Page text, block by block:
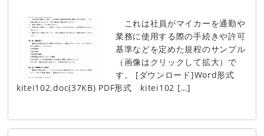
これは社員がマイカーを通勤や
業務に使用する際の手続きや許可
基準などを定めた規程のサンプル
（画像はクリックして拡大）で
す。 [ダウンロード]Word形式
kitei102.doc(37KB) PDF形式 kitei102 […]